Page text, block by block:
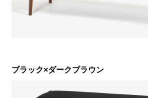
ブラック×ダークブラウン